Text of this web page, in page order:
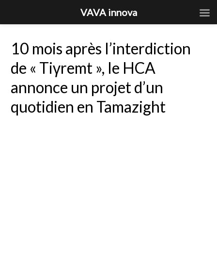
10 mois après l’interdiction
de « Tiγremt », le HCA
annonce un projet d’un
quotidien en Tamazight
VAVA innova